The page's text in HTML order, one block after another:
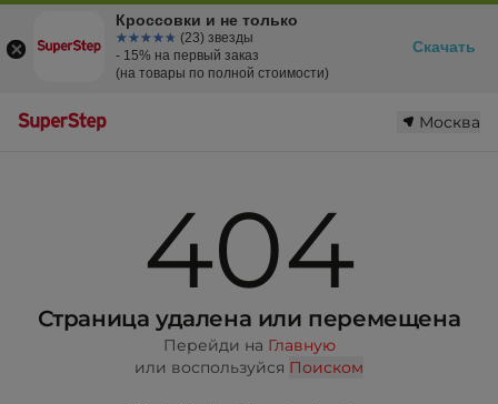
Москва
404
Страница удалена или перемещена
Перейди на Главную
или воспользуйся Поиском
Кроссовки и не только
☆☆☆☆☆
★★★★★ (23) звезды
- 15% на первый заказ
(на товары по полной стоимости)
Скачать